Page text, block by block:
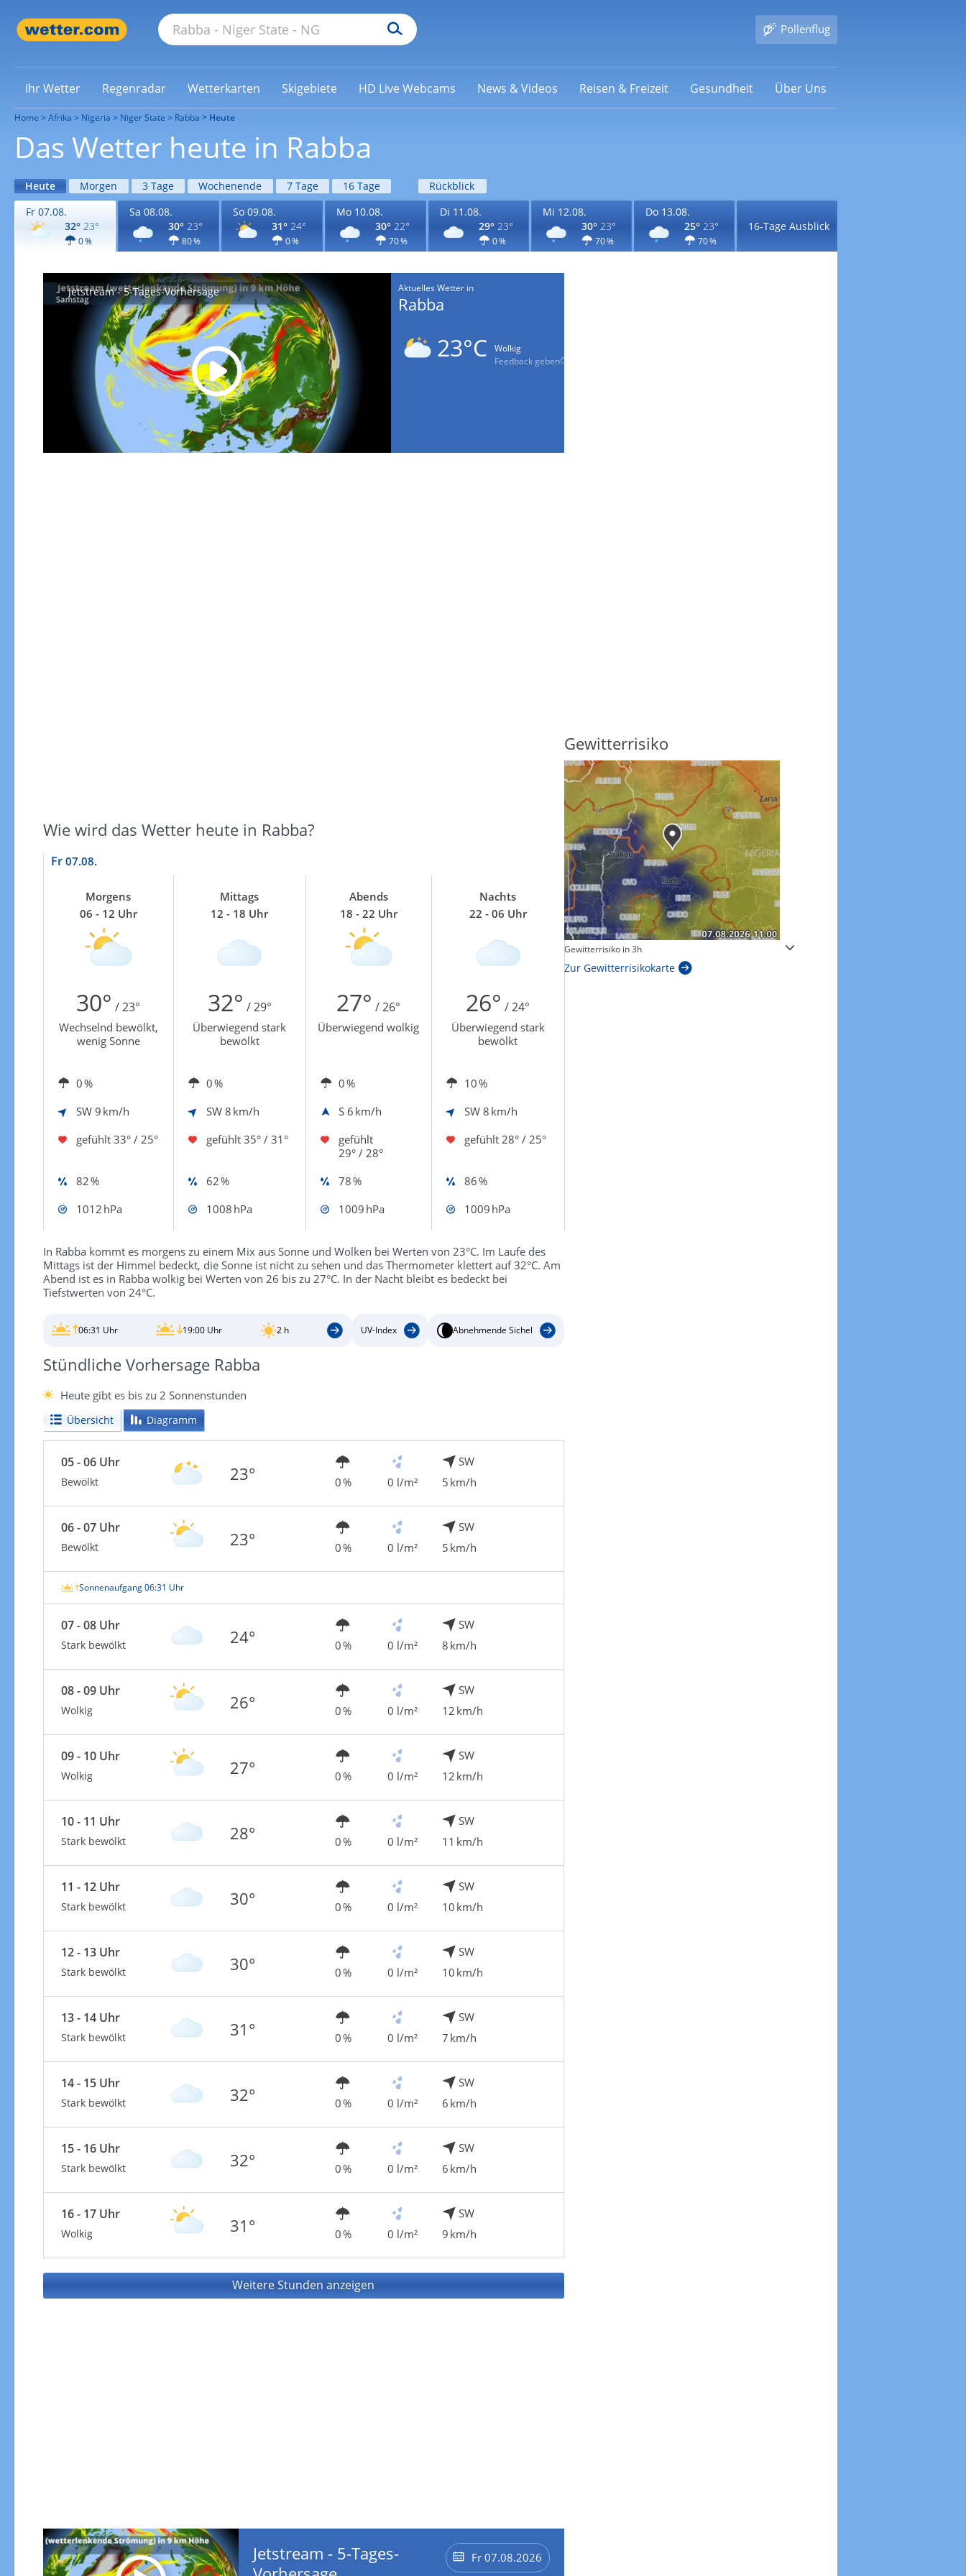
Pollenflug
Ihr Wetter Regenradar Wetterkarten Skigebiete HD Live Webcams News & Videos Reisen & Freizeit Gesundheit Über Uns
Home Afrika Nigeria Niger State Rabba Heute
Das Wetter heute in Rabba
Heute Morgen 3 Tage Wochenende 7 Tage 16 Tage
Rückblick
Fr 07.08.
32° 23°
0 %
Sa 08.08.
30° 23°
80 %
So 09.08.
31° 24°
0 %
Mo 10.08.
30° 22°
70 %
Di 11.08.
29° 23°
0 %
Mi 12.08.
30° 23°
70 %
Do 13.08.
25° 23°
70 %
16-Tage Ausblick
Jetstream - 5-Tages-Vorhersage Aktuelles Wetter in
Rabba
23°C
Wolkig
Feedback geben
Wie wird das Wetter heute in Rabba?
Fr 07.08.
Morgens
06 - 12 Uhr
Mittags
12 - 18 Uhr
Abends
18 - 22 Uhr
Nachts
22 - 06 Uhr
30° / 23° 32° / 29° 27° / 26° 26° / 24°
Wechselnd bewölkt,
wenig Sonne
Überwiegend stark
bewölkt
Überwiegend wolkig
Überwiegend stark
bewölkt
0 % 0 % 0 %
10 %
SW 9 km/h SW 8 km/h S 6 km/h SW 8 km/h
gefühlt 33° / 25° gefühlt 35° / 31°
gefühlt
29° / 28°
gefühlt 28° / 25°
82 % 62 % 78 %
86 %
1012 hPa
1008 hPa 1009 hPa 1009 hPa
In Rabba kommt es morgens zu einem Mix aus Sonne und Wolken bei Werten von 23°C. Im Laufe des
Mittags ist der Himmel bedeckt, die Sonne ist nicht zu sehen und das Thermometer klettert auf 32°C. Am
Abend ist es in Rabba wolkig bei Werten von 26 bis zu 27°C. In der Nacht bleibt es bedeckt bei
Tiefstwerten von 24°C.
06:31 Uhr 19:00 Uhr 2 h UV-Index Abnehmende Sichel
Stündliche Vorhersage Rabba
Heute gibt es bis zu 2 Sonnenstunden
Übersicht Diagramm
05 - 06 Uhr
Bewölkt 23° 0 % 0 l/m²
SW
5 km/h
06 - 07 Uhr
Bewölkt 23° 0 % 0 l/m²
SW
5 km/h
Sonnenaufgang 06:31 Uhr
07 - 08 Uhr
Stark bewölkt 24° 0 % 0 l/m²
SW
8 km/h
08 - 09 Uhr
Wolkig 26° 0 % 0 l/m²
SW
12 km/h
09 - 10 Uhr
Wolkig 27° 0 % 0 l/m²
SW
12 km/h
10 - 11 Uhr
Stark bewölkt 28° 0 % 0 l/m²
SW
11 km/h
11 - 12 Uhr
Stark bewölkt 30° 0 % 0 l/m²
SW
10 km/h
12 - 13 Uhr
Stark bewölkt 30° 0 % 0 l/m²
SW
10 km/h
13 - 14 Uhr
Stark bewölkt 31° 0 % 0 l/m²
SW
7 km/h
14 - 15 Uhr
Stark bewölkt 32° 0 % 0 l/m²
SW
6 km/h
15 - 16 Uhr
Stark bewölkt 32° 0 % 0 l/m²
SW
6 km/h
16 - 17 Uhr
Wolkig 31° 0 % 0 l/m²
SW
9 km/h
Weitere Stunden anzeigen
Fr 07.08.2026
Jetstream - 5-Tages-
Windgeschwindigkeiten in 3h
Zur Windgeschwindigkeitenkarte
Sonnenschein heute
Zur Sonnenscheindauerkarte
Gewitterrisiko
Gewitterrisiko in 3h
Zur Gewitterrisikokarte
Windböen heute